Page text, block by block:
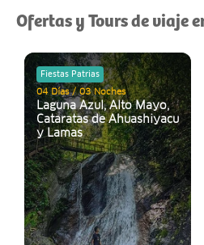
Ofertas y Tours de viaje
Fiestas Patrias
04 Días / 03 Noches
Laguna Azul, Alto Mayo,
Cataratas de Ahuashiyacu
y Lamas